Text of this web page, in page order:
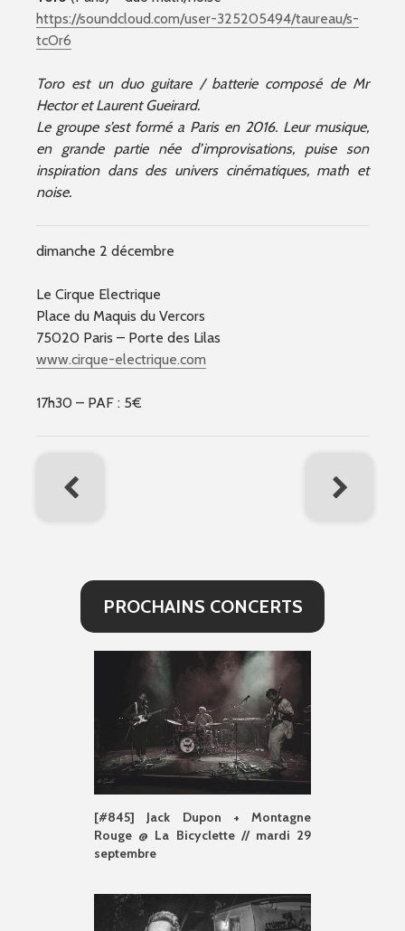
https://soundcloud.com/user-325205494/taureau/s-
tcOr6
Toro est un duo guitare / batterie composé de Mr
Hector et Laurent Gueirard.
Le groupe s’est formé a Paris en 2016. Leur musique,
en grande partie née d’improvisations, puise son
inspiration dans des univers cinématiques, math et
noise.
dimanche 2 décembre
Le Cirque Electrique
Place du Maquis du Vercors
75020 Paris – Porte des Lilas
www.cirque-electrique.com
17h30 – PAF : 5€
PROCHAINS CONCERTS
[#845] Jack Dupon + Montagne
Rouge @ La Bicyclette // mardi 29
septembre